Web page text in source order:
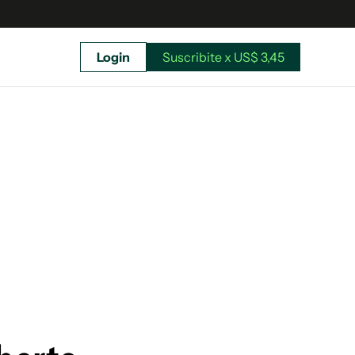
Login Suscribite x US$ 3,45